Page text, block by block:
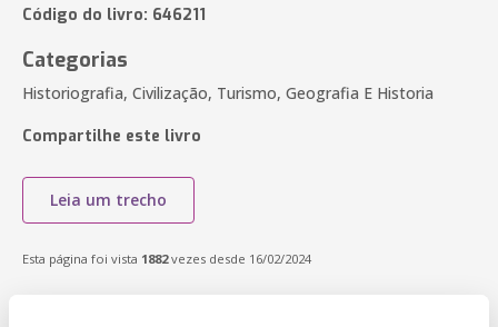
Código do livro: 646211
Categorias
Historiografia, Civilização, Turismo, Geografia E Historia
Compartilhe este livro
Leia um trecho
Esta página foi vista 1882vezes desde 16/02/2024